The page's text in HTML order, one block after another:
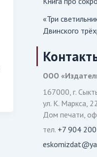
«Три
Двинского
ООО
167000, г.
ул. К. Маркса,
Дом печати,
тел. +7 904